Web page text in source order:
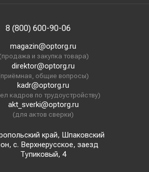
8 (800) 600-90-06
magazin@optorg.ru
(продажа и закупка товара)
direktor@optorg.ru
общие вопросы)
kadr@optorg.ru
кадров по трудоустройству)
akt_sverki@optorg.ru
(для актов сверки)
край, Шпаковский
с. Верхнерусское, заезд
Тупиковый, 4